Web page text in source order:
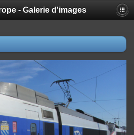
- Galerie d'images